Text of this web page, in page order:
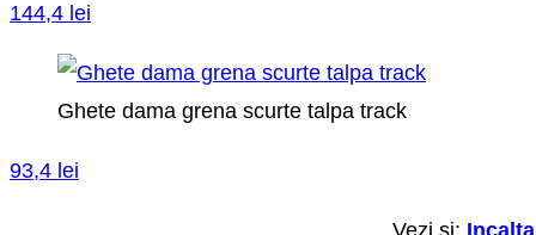
144,4 lei
Ghete dama grena scurte talpa track
93,4 lei